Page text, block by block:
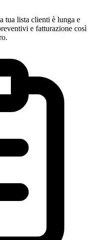
tua lista clienti è lunga e
e fatturazione così